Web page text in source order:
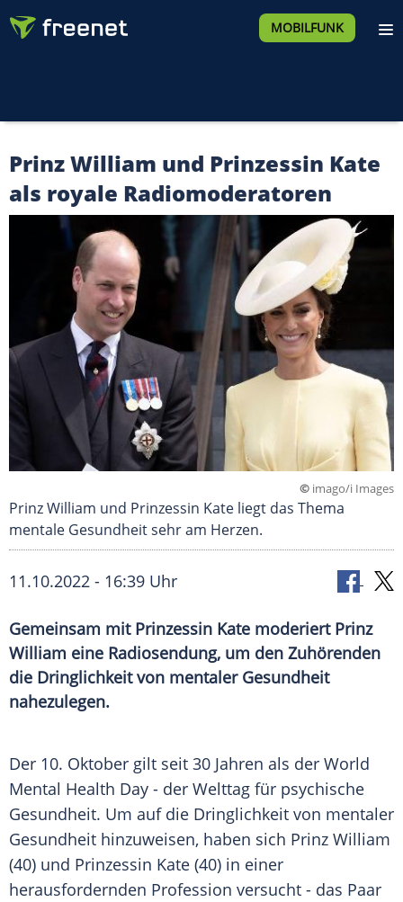
MOBILFUNK
Prinz William und Prinzessin Kate
als royale Radiomoderatoren
© imago/i Images
Prinz William und Prinzessin Kate liegt das Thema
mentale Gesundheit sehr am Herzen.
11.10.2022 - 16:39 Uhr
Gemeinsam mit Prinzessin Kate moderiert Prinz
William eine Radiosendung, um den Zuhörenden
die Dringlichkeit von mentaler Gesundheit
nahezulegen.
Der 10. Oktober gilt seit 30 Jahren als der World
Mental Health Day - der Welttag für psychische
Gesundheit. Um auf die Dringlichkeit von mentaler
Gesundheit hinzuweisen, haben sich Prinz William
(40) und Prinzessin Kate (40) in einer
herausfordernden Profession versucht - das Paar